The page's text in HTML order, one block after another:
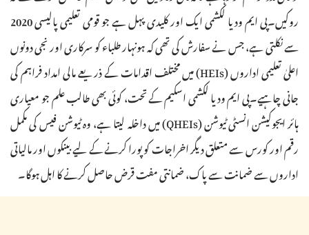
روکیں۔پی ایم ودیا لکشمی ایک اور کلیدی پہل ہے جو قومی تعلیمی پالیسی 2020
سے نکلتی ہے، جس نے سفارش کی تھی کہ ہونہار طلباء کو سرکاری اور نجی دونوں
اعلیٰ تعلیمی اداروں (HEIs) میں مختلف اقدامات کے ذریعے مالی امداد فراہم کی
جانی چاہیے۔پی ایم ودیا لکشمی اسکیم کے تحت، کوئی بھی طالب علم جو معیاری
ہائر ایجوکیشن انسٹی ٹیوشن (QHEIs) میں داخلہ لیتا ہے، وہ ٹیوشن فیس کی مکمل
رقم اور کورس سے متعلق دیگر اخراجات کو پورا کرنے کے لیے بینکوں اور مالیاتی
اداروں سے ضمانت سے پاک، ضمانتی مفت قرض حاصل کرنے کا اہل ہوگا۔